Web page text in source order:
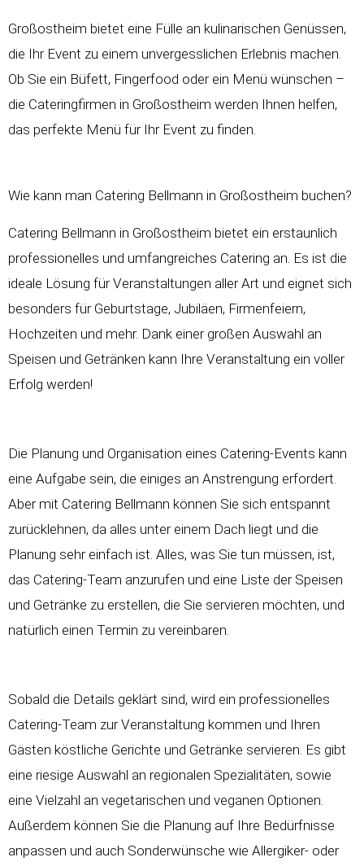
Großostheim bietet eine Fülle an kulinarischen Genüssen,
die Ihr Event zu einem unvergesslichen Erlebnis machen.
Ob Sie ein Büfett, Fingerfood oder ein Menü wünschen –
die Cateringfirmen in Großostheim werden Ihnen helfen,
das perfekte Menü für Ihr Event zu finden.
Wie kann man Catering Bellmann in Großostheim buchen?
Catering Bellmann in Großostheim bietet ein erstaunlich
professionelles und umfangreiches Catering an. Es ist die
ideale Lösung für Veranstaltungen aller Art und eignet sich
besonders für Geburtstage, Jubiläen, Firmenfeiern,
Hochzeiten und mehr. Dank einer großen Auswahl an
Speisen und Getränken kann Ihre Veranstaltung ein voller
Erfolg werden!
Die Planung und Organisation eines Catering-Events kann
eine Aufgabe sein, die einiges an Anstrengung erfordert.
Aber mit Catering Bellmann können Sie sich entspannt
zurücklehnen, da alles unter einem Dach liegt und die
Planung sehr einfach ist. Alles, was Sie tun müssen, ist,
das Catering-Team anzurufen und eine Liste der Speisen
und Getränke zu erstellen, die Sie servieren möchten, und
natürlich einen Termin zu vereinbaren.
Sobald die Details geklärt sind, wird ein professionelles
Catering-Team zur Veranstaltung kommen und Ihren
Gästen köstliche Gerichte und Getränke servieren. Es gibt
eine riesige Auswahl an regionalen Spezialitäten, sowie
eine Vielzahl an vegetarischen und veganen Optionen.
Außerdem können Sie die Planung auf Ihre Bedürfnisse
anpassen und auch Sonderwünsche wie Allergiker- oder